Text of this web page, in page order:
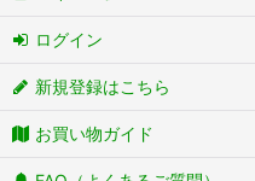
ログイン
新規登録はこちら
お買い物ガイド